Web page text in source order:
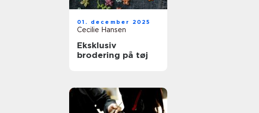
01. december 2025
Cecilie Hansen
Eksklusiv
brodering på tøj